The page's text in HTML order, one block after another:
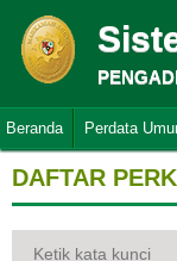
Beranda Perdata
DAFTAR